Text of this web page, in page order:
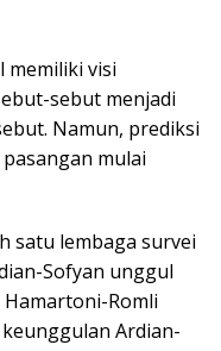
memiliki visi
sebut menjadi
Namun, prediksi
mulai
satu lembaga survei
Sofyan unggul
Romli
Ardian-